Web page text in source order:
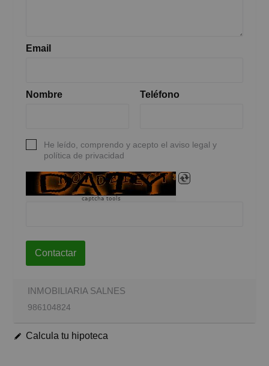
Email
Nombre Teléfono
He leído, comprendo y acepto el aviso legal y
política de privacidad
captcha tools
Contactar
INMOBILIARIA SALNES
986104824
Calcula tu hipoteca